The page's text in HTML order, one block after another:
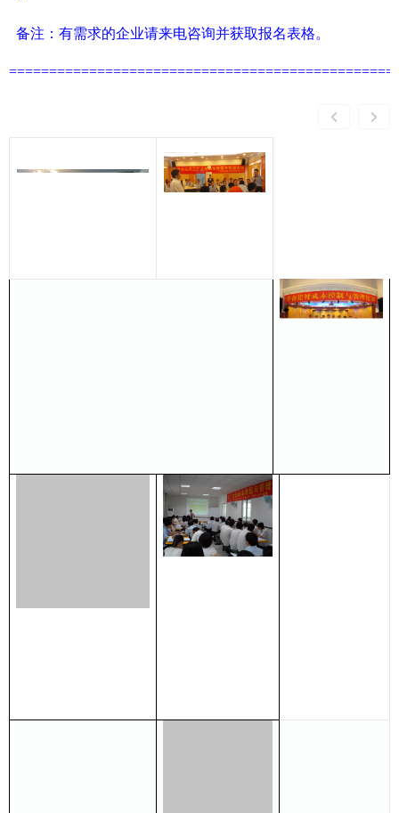
备注：有需求的企业请来电咨询并获取报名表格。